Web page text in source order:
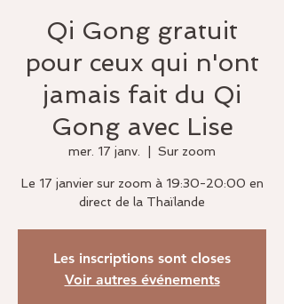
Qi Gong gratuit
pour ceux qui n'ont
jamais fait du Qi
Gong avec Lise
mer. 17 janv. Sur zoom
Le 17 janvier sur zoom à 19:30-20:00 en
direct de la Thaïlande
Les inscriptions sont closes
Voir autres événements